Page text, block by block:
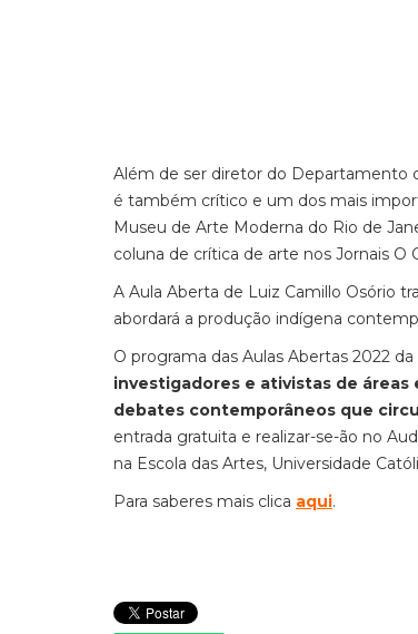
Além de ser diretor do Departamento
é também crítico e um dos mais
Museu de Arte Moderna do Rio de
coluna de crítica de arte nos Jornais O
A Aula Aberta de Luiz Camillo Osório
abordará a produção indígena
O programa das Aulas Abertas 2022
investigadores e ativistas de
debates contemporâneos que
entrada gratuita e realizar-se-ão no
na Escola das Artes, Universidade
Para saberes mais clica aqui.